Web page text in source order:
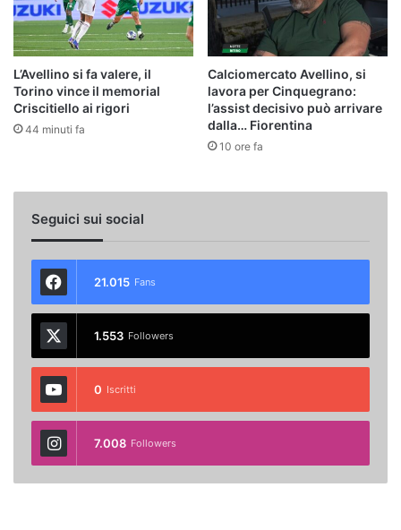
L’Avellino si fa valere, il
Torino vince il memorial
Criscitiello ai rigori
44 minuti fa
Calciomercato Avellino, si
lavora per Cinquegrano:
l’assist decisivo può arrivare
dalla… Fiorentina
10 ore fa
Seguici sui social
21.015 Fans
1.553 Followers
0 Iscritti
7.008 Followers